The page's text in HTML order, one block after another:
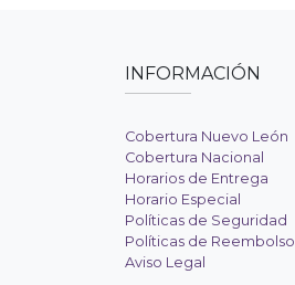
INFORMACIÓN
Cobertura Nuevo León
Cobertura Nacional
Horarios de Entrega
Horario Especial
Políticas de Seguridad
Políticas de Reembolso
Aviso Legal